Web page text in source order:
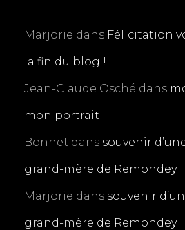
Marjorie dans Félicitation
la fin du blog !
Jean-Claude Osché dans
mon portrait
Bonnet dans souvenir
grand-mère de Remondey
Marjorie dans souvenir
grand-mère de Remondey